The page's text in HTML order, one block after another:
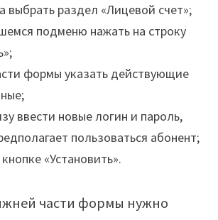
выбрать раздел «Лицевой счет»;
подменю нажать на строку
формы указать действующие
ввести новые логин и пароль,
пользоваться абонент;
«Установить».
части формы нужно